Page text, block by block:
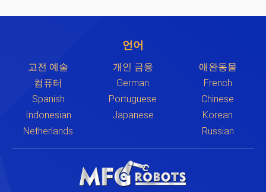
언어
고전 예술 개인 금융
애완동물
컴퓨터
German
French
Spanish
Portuguese
Chinese
Indonesian
Japanese
Korean
Netherlands
Russian